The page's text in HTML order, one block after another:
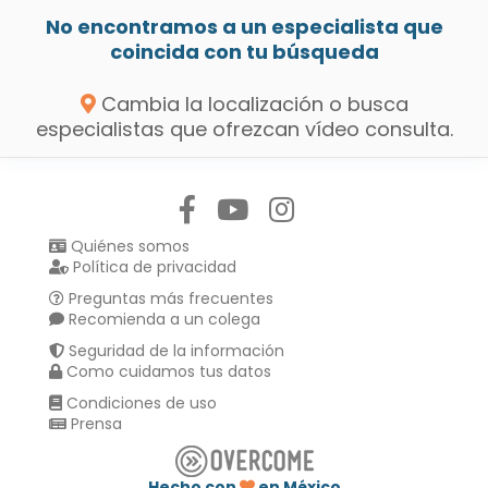
No encontramos a un especialista que
coincida con tu búsqueda
Cambia la localización o busca
especialistas que ofrezcan vídeo consulta.
Quiénes somos
Política de privacidad
Preguntas más frecuentes
Recomienda a un colega
Seguridad de la información
Como cuidamos tus datos
Condiciones de uso
Prensa